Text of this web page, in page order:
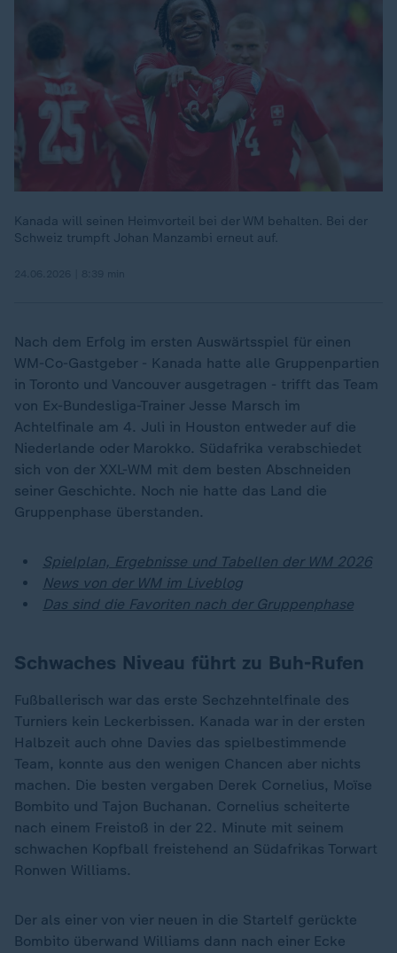
Kanada will seinen Heimvorteil bei der WM behalten. Bei der
Schweiz trumpft Johan Manzambi erneut auf.
Nach dem Erfolg im ersten Auswärtsspiel für einen
WM-Co-Gastgeber - Kanada hatte alle Gruppenpartien
in Toronto und Vancouver ausgetragen - trifft das Team
von Ex-Bundesliga-Trainer Jesse Marsch im
Achtelfinale am 4. Juli in Houston entweder auf die
Niederlande oder Marokko. Südafrika verabschiedet
sich von der XXL-WM mit dem besten Abschneiden
seiner Geschichte. Noch nie hatte das Land die
Gruppenphase überstanden.
Spielplan, Ergebnisse und Tabellen der WM 2026
News von der WM im Liveblog
Das sind die Favoriten nach der Gruppenphase
Schwaches Niveau führt zu Buh-Rufen
Fußballerisch war das erste Sechzehntelfinale des
Turniers kein Leckerbissen. Kanada war in der ersten
Halbzeit auch ohne Davies das spielbestimmende
Team, konnte aus den wenigen Chancen aber nichts
machen. Die besten vergaben Derek Cornelius, Moïse
Bombito und Tajon Buchanan. Cornelius scheiterte
nach einem Freistoß in der 22. Minute mit seinem
schwachen Kopfball freistehend an Südafrikas Torwart
Ronwen Williams.
Der als einer von vier neuen in die Startelf gerückte
Bombito überwand Williams dann nach einer Ecke